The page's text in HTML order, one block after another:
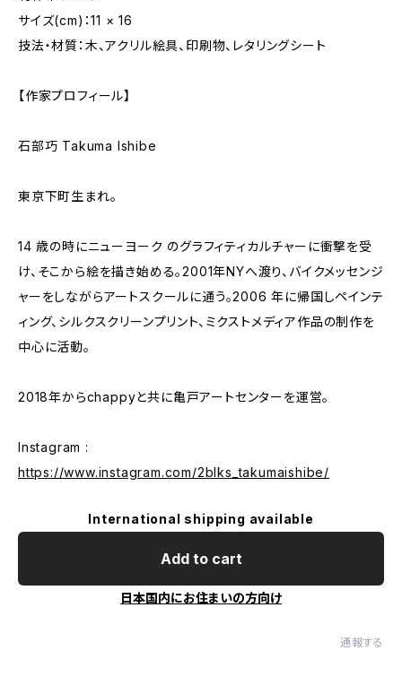
サイズ(cm)：11 × 16
技法・材質：木、アクリル絵具、印刷物、レタリングシート
【作家プロフィール】
石部巧 Takuma Ishibe
東京下町生まれ。
14 歳の時にニューヨーク のグラフィティカルチャーに衝撃を受
け、そこから絵を描き始める。2001年NYへ渡り、バイクメッセンジ
ャーをしながらアートスクールに通う。2006 年に帰国しペインテ
ィング、シルクスクリーンプリント、ミクストメディア作品の制作を
中心に活動。
2018年からchappyと共に亀戸アートセンターを運営。
Instagram :
https://www.instagram.com/2blks_takumaishibe/
International shipping available
Add to cart
日本国内にお住まいの方向け
通報する